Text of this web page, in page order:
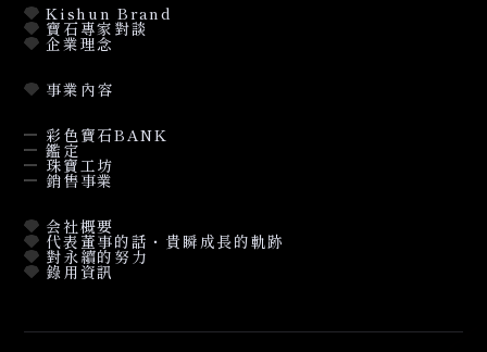
Kishun Brand
寶石專家對談
企業理念
事業內容
彩色寶石BANK
鑑定
珠寶工坊
銷售事業
会社概要
代表董事的話・貴瞬成長的軌跡
對永續的努力
錄用資訊